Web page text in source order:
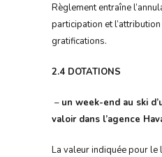
Règlement entraîne
participation et
gratifications.
2.4 DOTATIONS
– un week-end au ski
valoir dans l’agence
La valeur indiquée pour